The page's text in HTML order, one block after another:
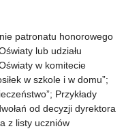
patronatu honorowego
lub udziału
w komitecie
w szkole i w domu”;
Przykłady
od decyzji dyrektora
z listy uczniów